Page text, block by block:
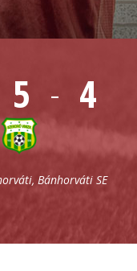
5 - 4
Bánhorváti SE